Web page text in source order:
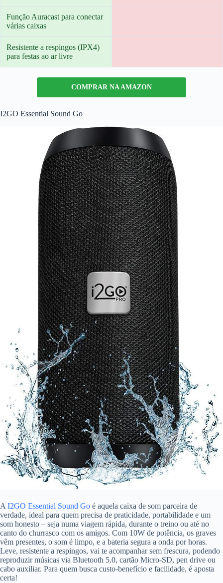
Função Auracast para conectar
várias caixas
Resistente a respingos (IPX4)
para festas ao ar livre
COMPRAR NA AMAZON
I2GO Essential Sound Go
A I2GO Essential Sound Go é aquela caixa de som parceira de
verdade, ideal para quem precisa de praticidade, portabilidade e um
som honesto – seja numa viagem rápida, durante o treino ou até no
canto do churrasco com os amigos. Com 10W de potência, os graves
vêm presentes, o som é limpo, e a bateria segura a onda por horas.
Leve, resistente a respingos, vai te acompanhar sem frescura, podendo
reproduzir músicas via Bluetooth 5.0, cartão Micro-SD, pen drive ou
cabo auxiliar. Para quem busca custo-benefício e facilidade, é aposta
certa!